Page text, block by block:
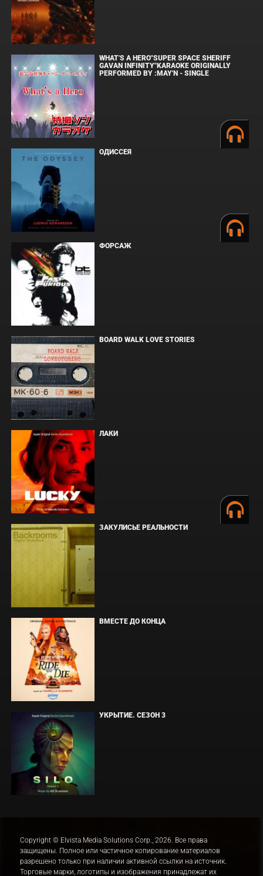
WHAT'S A HERO"SUPER SPACE SHERIFF
GAVAN INFINITY"KARAOKE ORIGINALLY
PERFORMED BY :MAY'N - SINGLE
ОДИССЕЯ
ФОРСАЖ
BOARD WALK LOVE STORIES
ЛАКИ
ЗАКУЛИСЬЕ РЕАЛЬНОСТИ
ВМЕСТЕ ДО КОНЦА
УКРЫТИЕ. СЕЗОН 3
Copyright © Elvista Media Solutions Corp., 2026. Все права
защищены. Полное или частичное копирование материалов
разрешено только при наличии активной ссылки на источник.
Торговые марки, логотипы и изображения принадлежат их